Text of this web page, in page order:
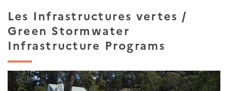
Les Infrastructures vertes /
Green Stormwater
Infrastructure Programs